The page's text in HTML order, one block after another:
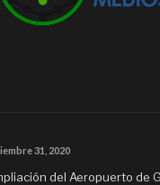
31, 2020
del Aeropuerto de